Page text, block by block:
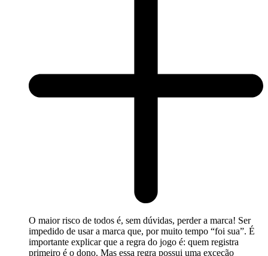
O maior risco de todos é, sem dúvidas, perder a marca! Ser
impedido de usar a marca que, por muito tempo “foi sua”. É
importante explicar que a regra do jogo é: quem registra
primeiro é o dono. Mas essa regra possui uma exceção